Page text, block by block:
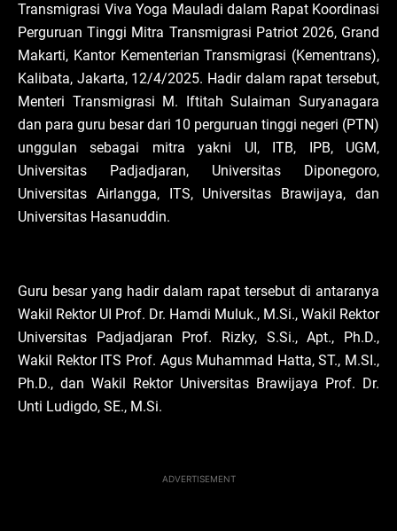
Transmigrasi Viva Yoga Mauladi dalam Rapat Koordinasi
Perguruan Tinggi Mitra Transmigrasi Patriot 2026, Grand
Makarti, Kantor Kementerian Transmigrasi (Kementrans),
Kalibata, Jakarta, 12/4/2025. Hadir dalam rapat tersebut,
Menteri Transmigrasi M. Iftitah Sulaiman Suryanagara
dan para guru besar dari 10 perguruan tinggi negeri (PTN)
unggulan sebagai mitra yakni UI, ITB, IPB, UGM,
Universitas Padjadjaran, Universitas Diponegoro,
Universitas Airlangga, ITS, Universitas Brawijaya, dan
Universitas Hasanuddin.
Guru besar yang hadir dalam rapat tersebut di antaranya
Wakil Rektor UI Prof. Dr. Hamdi Muluk., M.Si., Wakil Rektor
Universitas Padjadjaran Prof. Rizky, S.Si., Apt., Ph.D.,
Wakil Rektor ITS Prof. Agus Muhammad Hatta, ST., M.SI.,
Ph.D., dan Wakil Rektor Universitas Brawijaya Prof. Dr.
Unti Ludigdo, SE., M.Si.
ADVERTISEMENT